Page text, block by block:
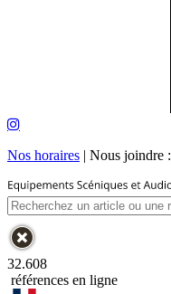
Nos horaires | Nous joindre :
32.608
références en ligne